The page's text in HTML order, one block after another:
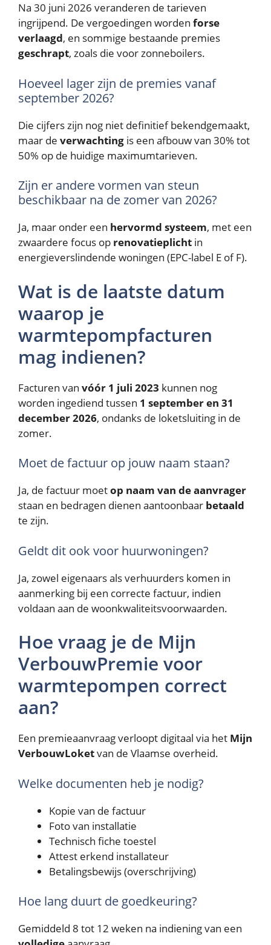
Na 30 juni 2026 veranderen de tarieven
ingrijpend. De vergoedingen worden forse
verlaagd, en sommige bestaande premies
geschrapt, zoals die voor zonneboilers.
Hoeveel lager zijn de premies vanaf
september 2026?
Die cijfers zijn nog niet definitief bekendgemaakt,
maar de verwachting is een afbouw van 30% tot
50% op de huidige maximumtarieven.
Zijn er andere vormen van steun
beschikbaar na de zomer van 2026?
Ja, maar onder een hervormd systeem, met een
zwaardere focus op renovatieplicht in
energieverslindende woningen (EPC-label E of F).
Wat is de laatste datum
waarop je
warmtepompfacturen
mag indienen?
Facturen van vóór 1 juli 2023 kunnen nog
worden ingediend tussen 1 september en 31
december 2026, ondanks de loketsluiting in de
zomer.
Moet de factuur op jouw naam staan?
Ja, de factuur moetop naam van de aanvrager
staan en bedragen dienen aantoonbaar betaald
te zijn.
Geldt dit ook voor huurwoningen?
Ja, zowel eigenaars als verhuurders komen in
aanmerking bij een correcte factuur, indien
voldaan aan de woonkwaliteitsvoorwaarden.
Hoe vraag je de Mijn
VerbouwPremie voor
warmtepompen correct
aan?
Een premieaanvraag verloopt digitaal via het Mijn
VerbouwLoketvan de Vlaamse overheid.
Welke documenten heb je nodig?
Kopie van de factuur
Foto van installatie
Technisch fiche toestel
Attest erkend installateur
Betalingsbewijs (overschrijving)
Hoe lang duurt de goedkeuring?
Gemiddeld 8 tot 12 weken na indiening van een